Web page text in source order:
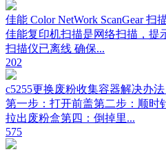
佳能 Color NetWork ScanGear 扫
佳能复印机扫描是网络扫描，提
扫描仪已离线 确保...
202
c5255更换废粉收集容器解决办法
第一步：打开前盖第二步：顺时
拉出废粉盒第四：倒掉里...
575